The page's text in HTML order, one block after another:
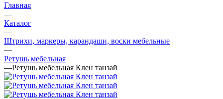
Главная
—
Каталог
—
Штрихи, маркеры, карандаши, воски мебельные
—
Ретушь мебельная
—Ретушь мебельная Клен танзай